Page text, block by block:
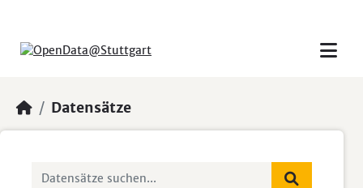
Datensätze